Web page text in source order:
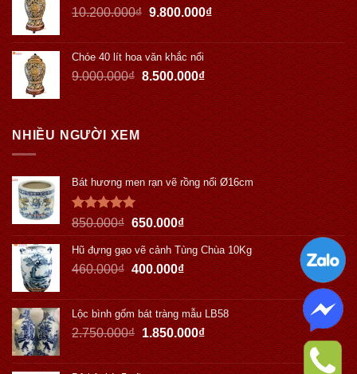
10.200.000₫ 9.800.000₫
Chóe 40 lít hoa văn khắc nổi
9.000.000₫ 8.500.000₫
NHIỀU NGƯỜI XEM
Bát hương men rạn vẽ rồng nổi Ø16cm
Được xếp
hạng5.00
5 sao
850.000₫ 650.000₫
Hũ đựng gạo vẽ cảnh Tùng Chùa 10Kg
460.000₫ 400.000₫
Lộc bình gốm bát tràng mẫu LB58
2.750.000₫ 1.850.000₫